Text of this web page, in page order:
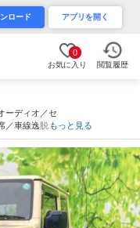
ロード アプリを開く
0
お気に入り 閲覧履歴
ーディオ／セ
／車線逸脱防
横滑り防止装
もっと見る